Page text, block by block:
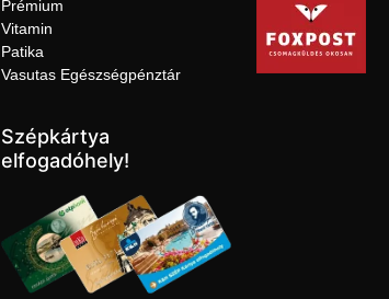
Prémium
Vitamin
Patika
Vasutas Egészségpénztár
Szépkártya
elfogadóhely!